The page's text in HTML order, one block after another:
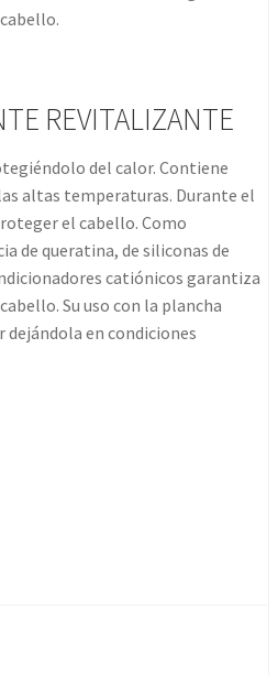
REVITALIZANTE
del calor. Contiene
altas temperaturas. Durante el
el cabello. Como
de queratina, de siliconas de
catiónicos garantiza
Su uso con la plancha
en condiciones